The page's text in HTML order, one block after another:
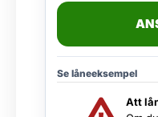
Se låneeksempel
Att